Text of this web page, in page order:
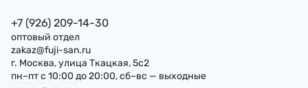
+7 (926) 209-14-30
оптовый отдел
zakaz@fuji-san.ru
г. Москва, улица Ткацкая, 5с2
пн–пт с 10:00 до 20:00, сб–вс — выходные